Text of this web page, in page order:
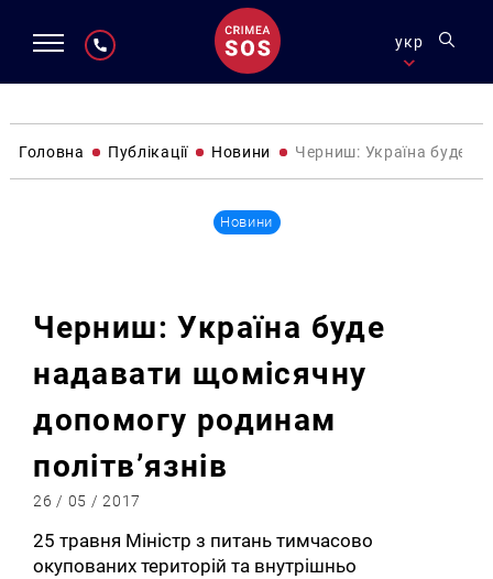
укр
Головна Публікації Новини Черниш: Україна буде
Новини
Черниш: Україна буде
надавати щомісячну
допомогу родинам
політв’язнів
26 / 05 / 2017
25 травня Міністр з питань тимчасово
окупованих територій та внутрішньо